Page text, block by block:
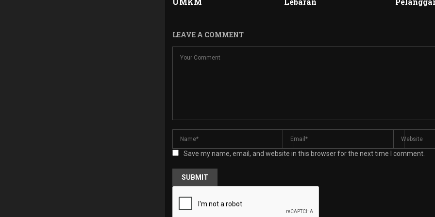
LEAVE A COMMENT
Save my name, email, and website in this browser for the next time I comment.